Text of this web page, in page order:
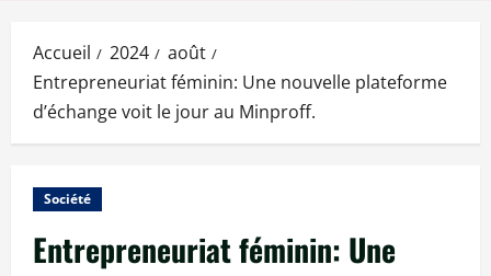
Accueil 2024
août
Entrepreneuriat féminin: Une nouvelle plateforme
d’échange voit le jour au Minproff.
Société
Entrepreneuriat féminin: Une